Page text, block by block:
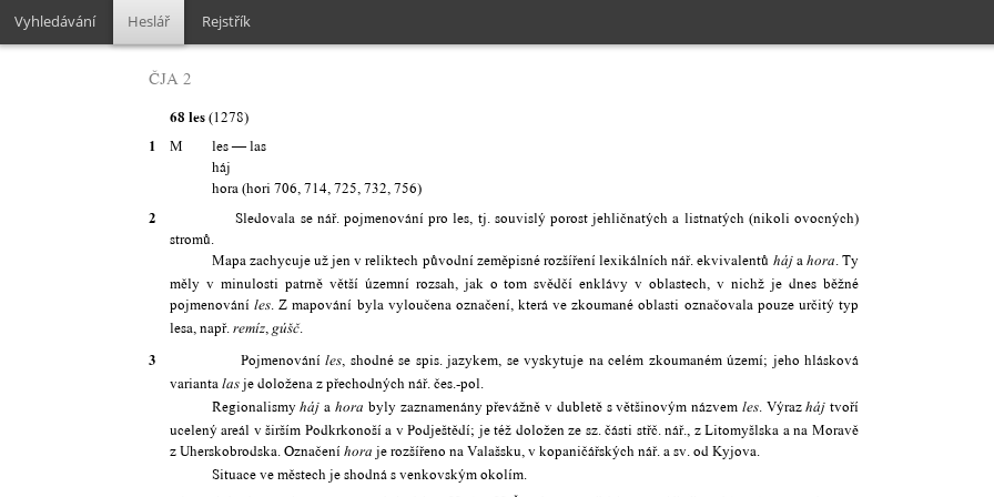
Vyhledávání Heslář Rejstřík
ČJA 2
68 les (1278)
1
M
les — las
háj
hora (hori 706, 714, 725, 732, 756)
2 Sledovala se nář. pojmenování pro les, tj. souvislý porost jehličnatých a listnatých (nikoli ovocných)
stromů.
Mapa zachycuje už jen v reliktech původní zeměpisné rozšíření lexikálních nář. ekvivalentů hája hora. Ty
měly v minulosti patrně větší územní rozsah, jak o tom svědčí enklávy v oblastech, v nichž je dnes běžné
pojmenováníles. Z mapování byla vyloučena označení, která ve zkoumané oblasti označovala pouze určitý typ
lesa, např. remíz, gúšč.
3 Pojmenováníles, shodné se spis. jazykem, se vyskytuje na celém zkoumaném území; jeho hlásková
varianta lasje doložena z přechodných nář. čes.-pol.
Regionalismyháj a hora byly zaznamenány převážně v dubletě s většinovým názvem les. Výrazháj tvoří
ucelený areál v širším Podkrkonoší a v Podještědí; je též doložen ze sz. části střč. nář., z Litomyšlska a na Moravě
z Uherskobrodska. Označení hora je rozšířeno na Valašsku, v kopaničářských nář. a sv. od Kyjova.
Situace ve městech je shodná s venkovským okolím.